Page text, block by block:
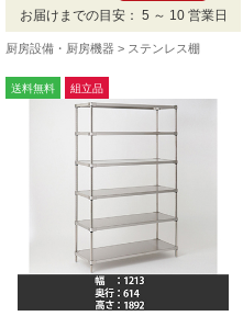
お届けまでの目安： 5 ～ 10 営業日
厨房設備・厨房機器 ステンレス棚
送料無料 組立品